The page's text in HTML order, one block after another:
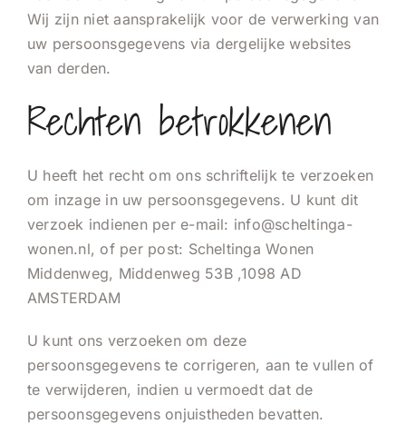
Wij zijn niet aansprakelijk voor de verwerking van
uw persoonsgegevens via dergelijke websites
van derden.
Rechten betrokkenen
U heeft het recht om ons schriftelijk te verzoeken
om inzage in uw persoonsgegevens. U kunt dit
verzoek indienen per e-mail: info@scheltinga-
wonen.nl, of per post: Scheltinga Wonen
Middenweg, Middenweg 53B ,1098 AD
AMSTERDAM
U kunt ons verzoeken om deze
persoonsgegevens te corrigeren, aan te vullen of
te verwijderen, indien u vermoedt dat de
persoonsgegevens onjuistheden bevatten.